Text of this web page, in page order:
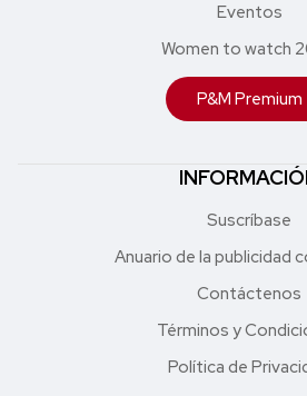
Eventos
Women to watch
P&M Premium
Suscríbase
Anuario de la publicidad
Contáctenos
Términos y
Política de